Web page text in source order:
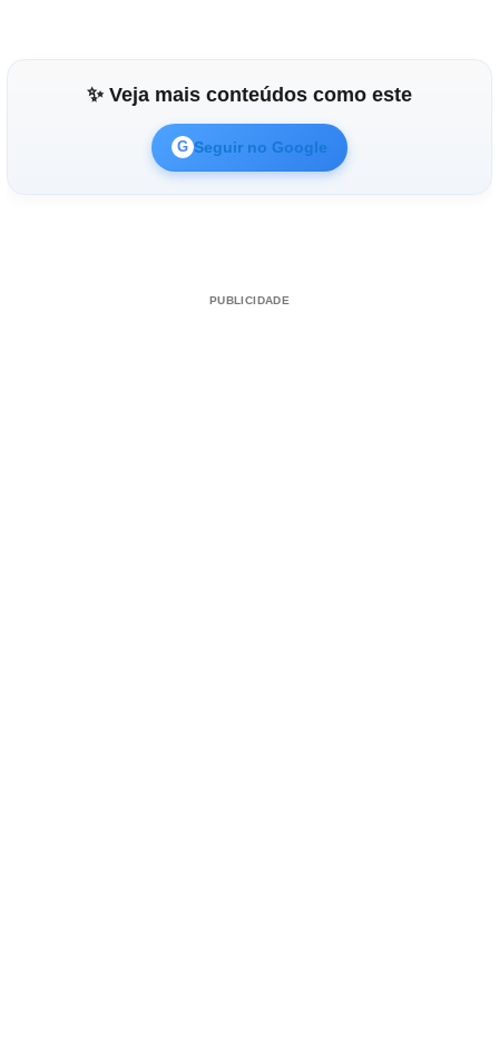
✨ Veja mais conteúdos como este
G Seguir no Google
PUBLICIDADE